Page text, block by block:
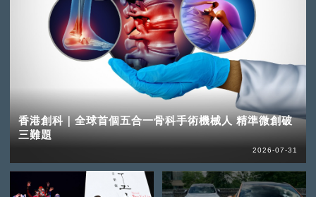
香港創科｜全球首個五合一骨科手術機械人 精準微創破
三難題
2026-07-31